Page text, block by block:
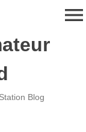
Blog
menu